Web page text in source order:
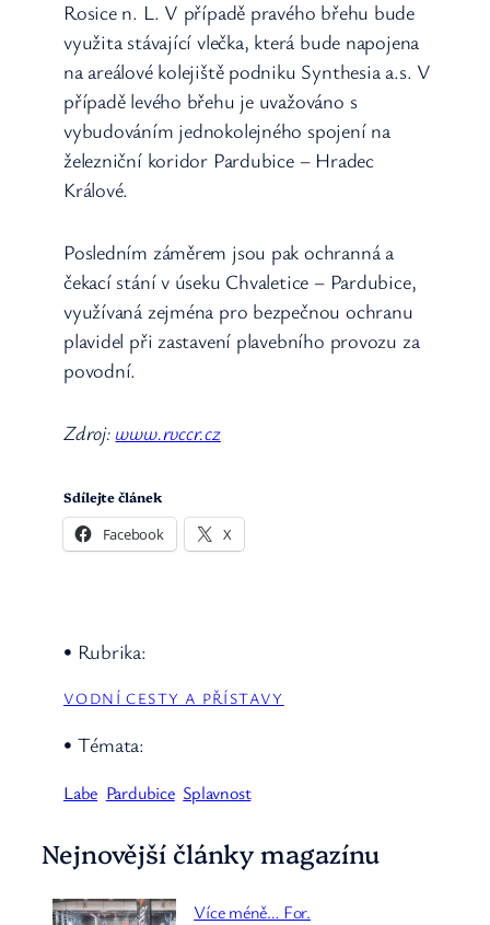
Rosice n. L. V případě pravého břehu bude
využita stávající vlečka, která bude napojena
na areálové kolejiště podniku Synthesia a.s. V
případě levého břehu je uvažováno s
vybudováním jednokolejného spojení na
železniční koridor Pardubice – Hradec
Králové.
Posledním záměrem jsou pak ochranná a
čekací stání v úseku Chvaletice – Pardubice,
využívaná zejména pro bezpečnou ochranu
plavidel při zastavení plavebního provozu za
povodní.
Zdroj: www.rvccr.cz
Sdílejte článek
Facebook X
• Rubrika:
VODNÍ CESTY A PŘÍSTAVY
• Témata:
Labe Pardubice Splavnost
Nejnovější články magazínu
Více méně… For.